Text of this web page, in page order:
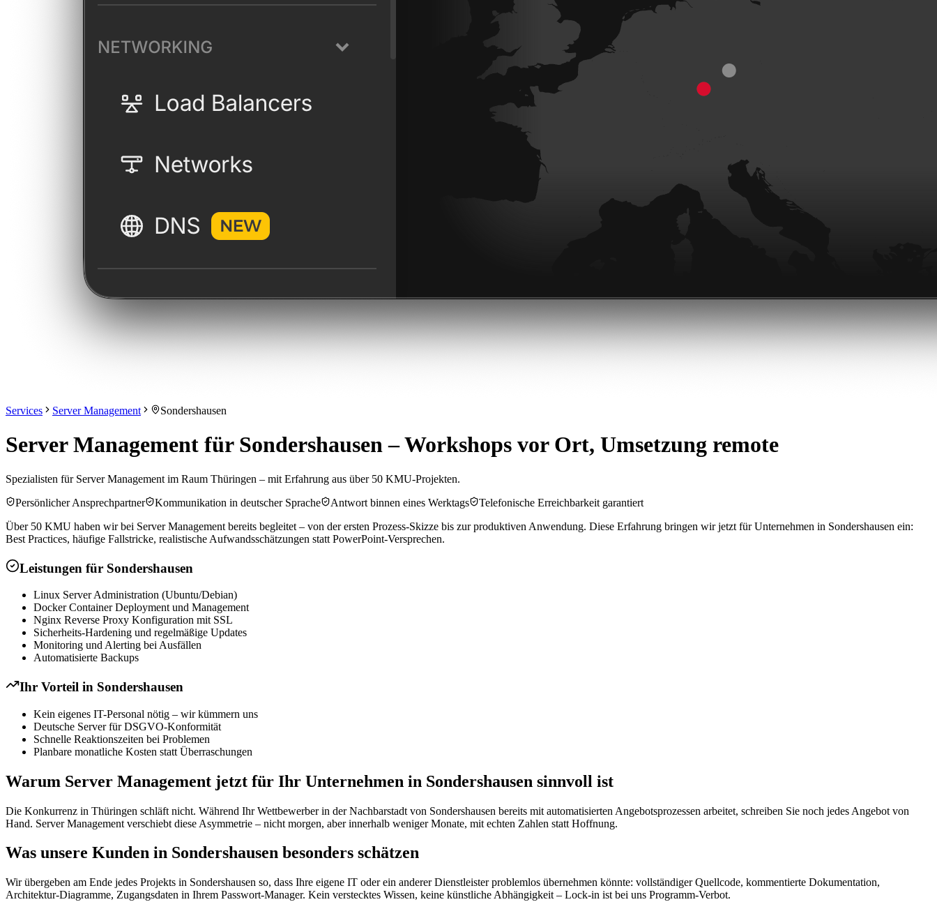
Services Server Management Sondershausen
Server Management für Sondershausen – Workshops vor Ort, Umsetzung remote
Spezialisten für Server Management im Raum Thüringen – mit Erfahrung aus über 50 KMU-Projekten.
Persönlicher Ansprechpartner
Kommunikation in deutscher Sprache Antwort binnen eines Werktags
Telefonische Erreichbarkeit garantiert
Über 50 KMU haben wir bei Server Management bereits begleitet – von der ersten Prozess-Skizze bis zur produktiven Anwendung. Diese Erfahrung bringen wir jetzt für Unternehmen in Sondershausen ein:
Best Practices, häufige Fallstricke, realistische Aufwandsschätzungen statt PowerPoint-Versprechen.
Leistungen für Sondershausen
Linux Server Administration (Ubuntu/Debian)
Docker Container Deployment und Management
Nginx Reverse Proxy Konfiguration mit SSL
Sicherheits-Hardening und regelmäßige Updates
Monitoring und Alerting bei Ausfällen
Automatisierte Backups
Ihr Vorteil in Sondershausen
Kein eigenes IT-Personal nötig – wir kümmern uns
Deutsche Server für DSGVO-Konformität
Schnelle Reaktionszeiten bei Problemen
Planbare monatliche Kosten statt Überraschungen
Warum Server Management jetzt für Ihr Unternehmen in Sondershausen sinnvoll ist
Die Konkurrenz in Thüringen schläft nicht. Während Ihr Wettbewerber in der Nachbarstadt von Sondershausen bereits mit automatisierten Angebotsprozessen arbeitet, schreiben Sie noch jedes Angebot von
Hand. Server Management verschiebt diese Asymmetrie – nicht morgen, aber innerhalb weniger Monate, mit echten Zahlen statt Hoffnung.
Was unsere Kunden in Sondershausen besonders schätzen
Wir übergeben am Ende jedes Projekts in Sondershausen so, dass Ihre eigene IT oder ein anderer Dienstleister problemlos übernehmen könnte: vollständiger Quellcode, kommentierte Dokumentation,
Architektur-Diagramme, Zugangsdaten in Ihrem Passwort-Manager. Kein verstecktes Wissen, keine künstliche Abhängigkeit – Lock-in ist bei uns Programm-Verbot.